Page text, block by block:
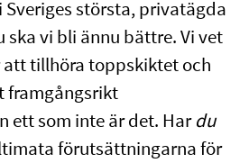
största, privatägda
ska vi bli ännu bättre. Vi vet
att tillhöra toppskiktet och
framgångsrikt
ett som inte är det. Hardu
förutsättningarna för